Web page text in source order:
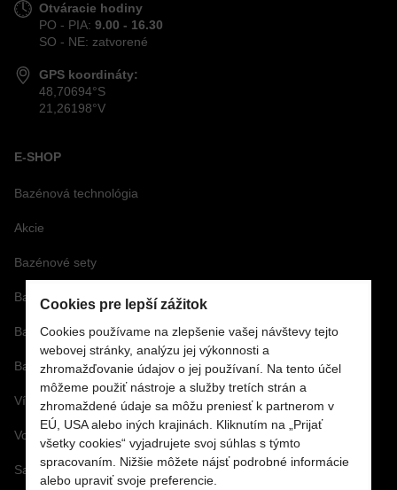
Otváracie hodiny
PO - PIA: 9.00 - 16.30
SO - NE: zatvorené
GPS koordináty:
48,70694°S
21,26198°V
E-SHOP
Bazénová technológia
Akcie
Bazénové sety
Bazénové fólie
Bazénové príslušenstvo
Bazénová chémia a vírivková chémia
Vírivky a príslušenstvo
Vonné arómy a esencie
Saunové doplnky a Infra
Cookies pre lepší zážitok
Cookies používame na zlepšenie vašej návštevy tejto
webovej stránky, analýzu jej výkonnosti a
zhromažďovanie údajov o jej používaní. Na tento účel
môžeme použiť nástroje a služby tretích strán a
zhromaždené údaje sa môžu preniesť k partnerom v
EÚ, USA alebo iných krajinách. Kliknutím na „Prijať
všetky cookies“ vyjadrujete svoj súhlas s týmto
spracovaním. Nižšie môžete nájsť podrobné informácie
alebo upraviť svoje preferencie.